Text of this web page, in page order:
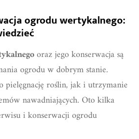
ogrodu wertykalnego:
oraz jego konserwacja są
ogrodu w dobrym stanie.
pielęgnację roślin, jak i utrzymanie
nawadniających. Oto kilka
i konserwacji ogrodu